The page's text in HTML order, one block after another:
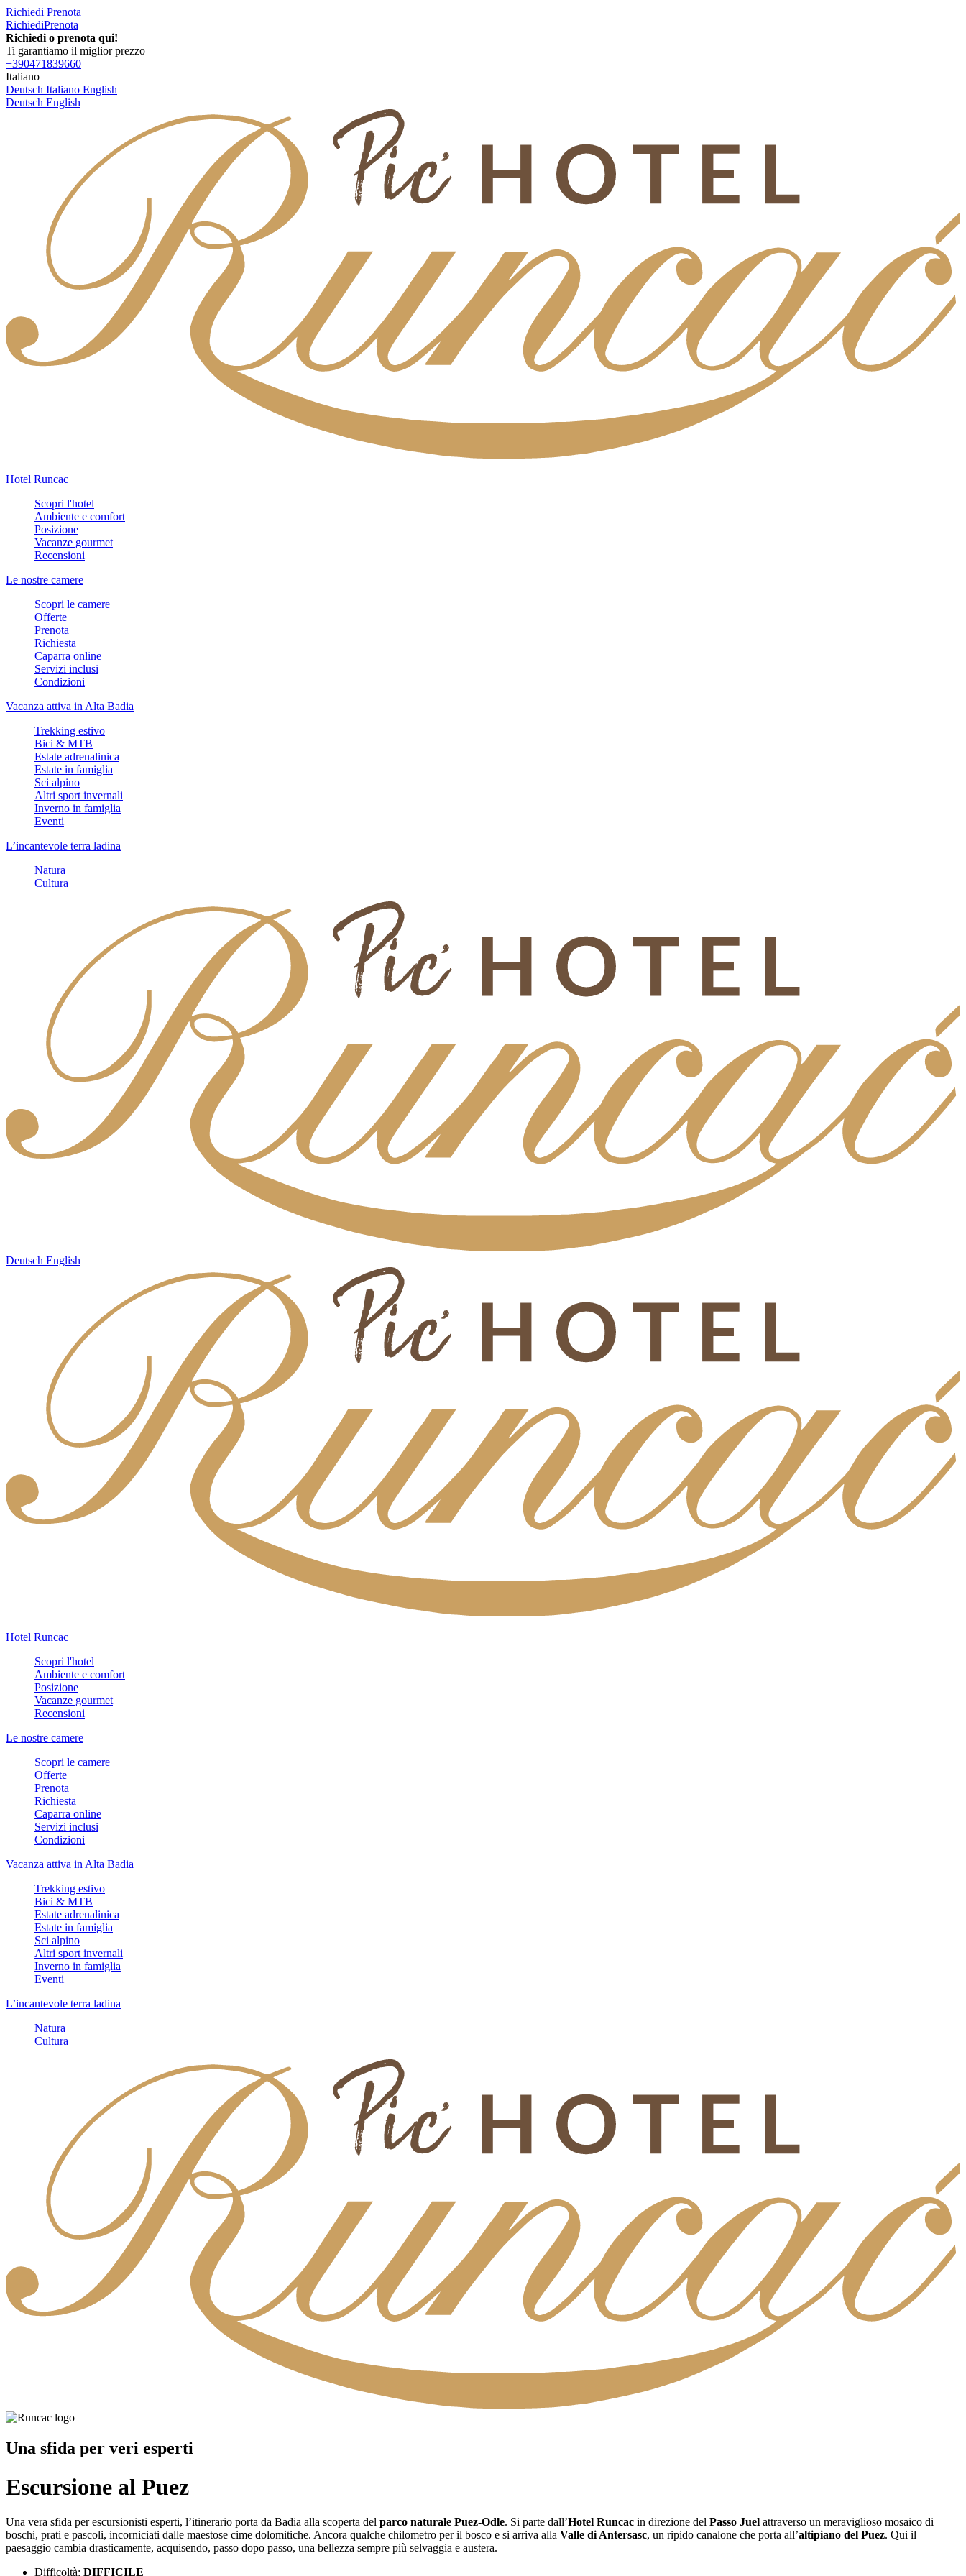
Richiedi Prenota
RichiediPrenota
Richiedi o prenota qui!
Ti garantiamo il miglior prezzo
+390471839660
Italiano
Deutsch Italiano English
Deutsch English
Hotel Runcac
Scopri l'hotel
Ambiente e comfort
Posizione
Vacanze gourmet
Recensioni
Le nostre camere
Scopri le camere
Offerte
Prenota
Richiesta
Caparra online
Servizi inclusi
Condizioni
Vacanza attiva in Alta Badia
Trekking estivo
Bici & MTB
Estate adrenalinica
Estate in famiglia
Sci alpino
Altri sport invernali
Inverno in famiglia
Eventi
L’incantevole terra ladina
Natura
Cultura
Deutsch English
Hotel Runcac
Scopri l'hotel
Ambiente e comfort
Posizione
Vacanze gourmet
Recensioni
Le nostre camere
Scopri le camere
Offerte
Prenota
Richiesta
Caparra online
Servizi inclusi
Condizioni
Vacanza attiva in Alta Badia
Trekking estivo
Bici & MTB
Estate adrenalinica
Estate in famiglia
Sci alpino
Altri sport invernali
Inverno in famiglia
Eventi
L’incantevole terra ladina
Natura
Cultura
Una sfida per veri esperti
Escursione al Puez
Una vera sfida per escursionisti esperti, l’itinerario porta da Badia alla scoperta del parco naturale Puez-Odle. Si parte dall’Hotel Runcac in direzione del Passo Juel attraverso un meraviglioso mosaico di
boschi, prati e pascoli, incorniciati dalle maestose cime dolomitiche. Ancora qualche chilometro per il bosco e si arriva alla Valle di Antersasc, un ripido canalone che porta all’altipiano del Puez. Qui il
paesaggio cambia drasticamente, acquisendo, passo dopo passo, una bellezza sempre più selvaggia e austera.
Difficoltà: DIFFICILE